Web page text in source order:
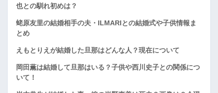
也との馴れ初めは？
蛯原友里の結婚相手の夫・ILMARIとの結婚式や子供情報ま
とめ
えもとりえが結婚した旦那はどんな人？現在について
岡田薫は結婚して旦那はいる？子供や西川史子との関係につ
いて！